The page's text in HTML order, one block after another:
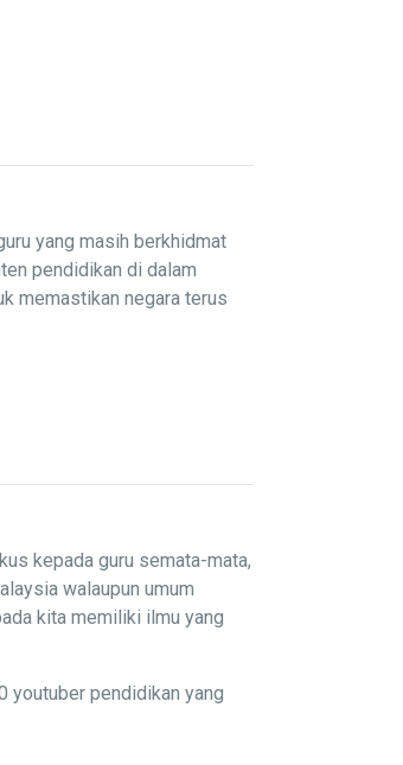
yang masih berkhidmat
pendidikan di dalam
memastikan negara terus
kepada guru semata-mata,
walaupun umum
kita memiliki ilmu yang
youtuber pendidikan yang